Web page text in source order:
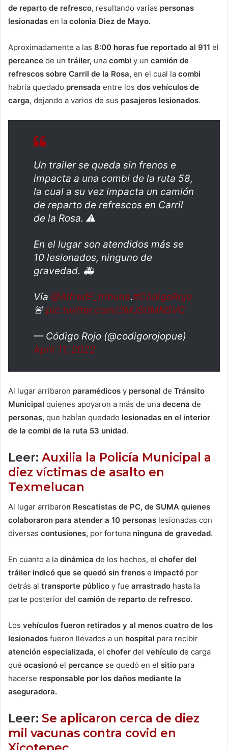
de reparto de refresco, resultando varias personas
lesionadas en la colonia Diez de Mayo.
Aproximadamente a las 8:00 horas fue reportado al 911 el
percance de un tráiler, una combi y un camión de
refrescos sobre Carril de la Rosa, en el cual la combi
habría quedado prensada entre los dos vehículos de
carga, dejando a varios de sus pasajeros lesionados.
Un trailer se queda sin frenos e
impacta a una combi de la ruta 58,
la cual a su vez impacta un camión
de reparto de refrescos en Carril
de la Rosa. ⚠️
En el lugar son atendidos más se
10 lesionados, ninguno de
gravedad. 🚑
Vía @AlfredF_tribuna.#CódigoRojo
🚨pic.twitter.com/3MJS0MNSVC
— Código Rojo (@codigorojopue)
April 11, 2022
Al lugar arribaron paramédicos y personal de Tránsito
Municipal quienes apoyaron a más de una decena de
personas, que habían quedado lesionadas en el interior
de la combi de la ruta 53 unidad.
Leer: Auxilia la Policía Municipal a
diez víctimas de asalto en
Texmelucan
Al lugar arribaron Rescatistas de PC, de SUMA quienes
colaboraron para atender a 10 personas lesionadas con
diversas contusiones, por fortuna ninguna de gravedad.
En cuanto a la dinámica de los hechos, el chofer del
tráiler indicó que se quedó sin frenos e impactó por
detrás al transporte público y fue arrastrado hasta la
parte posterior del camión de reparto de refresco.
Los vehículos fueron retirados y al menos cuatro de los
lesionados fueron llevados a un hospital para recibir
atención especializada, el chofer del vehículo de carga
qué ocasionó el percance se quedó en el sitio para
hacerse responsable por los daños mediante la
aseguradora.
Leer: Se aplicaron cerca de diez
mil vacunas contra covid en